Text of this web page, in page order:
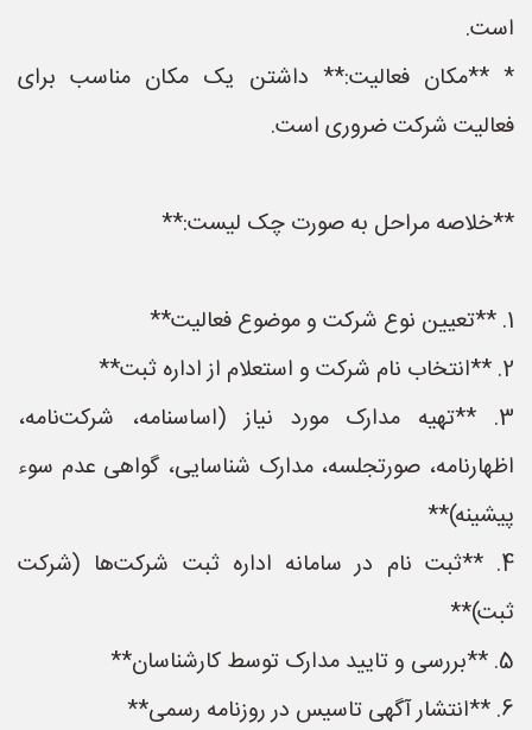
است.
* **مکان فعالیت:** داشتن یک مکان مناسب برای
فعالیت شرکت ضروری است.
**خلاصه مراحل به صورت چک لیست:**
1. **تعیین نوع شرکت و موضوع فعالیت**
2. **انتخاب نام شرکت و استعلام از اداره ثبت**
3. **تهیه مدارک مورد نیاز (اساسنامه، شرکت‌نامه،
اظهارنامه، صورتجلسه، مدارک شناسایی، گواهی عدم سوء
پیشینه)**
4. **ثبت نام در سامانه اداره ثبت شرکت‌ها (شرکت
ثبت)**
5. **بررسی و تایید مدارک توسط کارشناسان**
6. **انتشار آگهی تاسیس در روزنامه رسمی**